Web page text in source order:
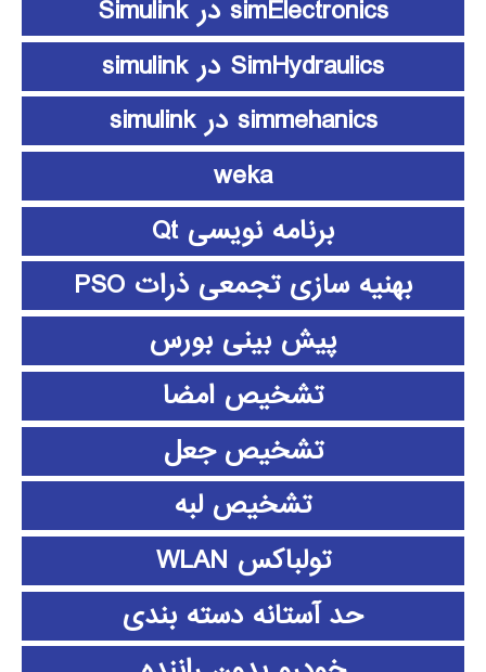
simElectronics در Simulink
SimHydraulics در simulink
simmehanics در simulink
weka
برنامه نویسی Qt
بهنیه سازی تجمعی ذرات PSO
پیش بینی بورس
تشخیص امضا
تشخیص جعل
تشخیص لبه
تولباکس WLAN
حد آستانه دسته بندی